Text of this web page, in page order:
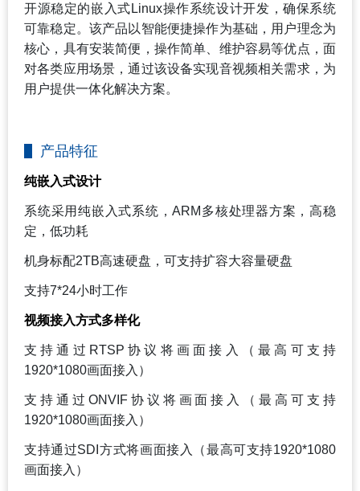
开源稳定的嵌入式Linux操作系统设计开发，确保系统
可靠稳定。该产品以智能便捷操作为基础，用户理念为
核心，具有安装简便，操作简单、维护容易等优点，面
对各类应用场景，通过该设备实现音视频相关需求，为
用户提供一体化解决方案。
产品特征
纯嵌入式设计
系统采用纯嵌入式系统，ARM多核处理器方案，高稳
定，低功耗
机身标配2TB高速硬盘，可支持扩容大容量硬盘
支持7*24小时工作
视频接入方式多样化
支持通过RTSP协议将画面接入（最高可支持
1920*1080画面接入）
支持通过ONVIF协议将画面接入（最高可支持
1920*1080画面接入）
支持通过SDI方式将画面接入（最高可支持1920*1080
画面接入）